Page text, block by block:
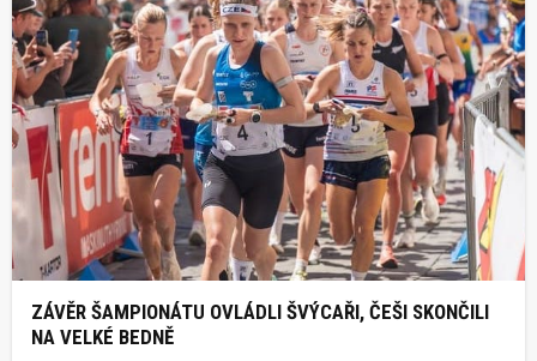
ZÁVĚR ŠAMPIONÁTU OVLÁDLI ŠVÝCAŘI, ČEŠI SKONČILI
NA VELKÉ BEDNĚ